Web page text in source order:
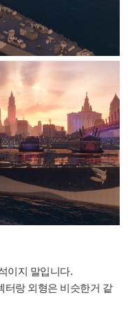
이지 말입니다.
터랑 외형은 비슷한거 같